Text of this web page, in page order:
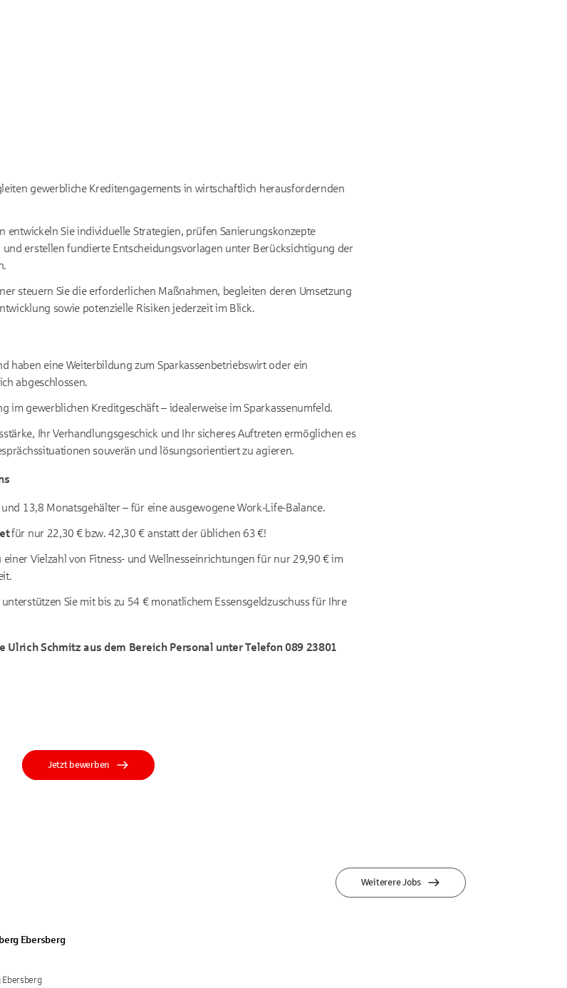
gewerbliche Kreditengagements in wirtschaftlich herausfordernden
entwickeln Sie individuelle Strategien, prüfen Sanierungskonzepte
erstellen fundierte Entscheidungsvorlagen unter Berücksichtigung der
steuern Sie die erforderlichen Maßnahmen, begleiten deren Umsetzung
sowie potenzielle Risiken jederzeit im Blick.
haben eine Weiterbildung zum Sparkassenbetriebswirt oder ein
abgeschlossen.
im gewerblichen Kreditgeschäft – idealerweise im Sparkassenumfeld.
Ihr Verhandlungsgeschick und Ihr sicheres Auftreten ermöglichen es
souverän und lösungsorientiert zu agieren.
13,8 Monatsgehälter – für eine ausgewogene Work-Life-Balance.
für nur 22,30 € bzw. 42,30 € anstatt der üblichen 63 €!
einer Vielzahl von Fitness- und Wellnesseinrichtungen für nur 29,90 € im
Sie mit bis zu 54 € monatlichem Essensgeldzuschuss für Ihre
Ulrich Schmitz aus dem Bereich Personal unter Telefon 089 23801
Jetzt bewerben
Weiterere Jobs
Ebersberg
Ebersberg